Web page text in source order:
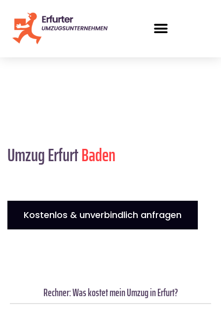
Umzug ErfurtBaden
Kostenlos & unverbindlich anfragen
Rechner: Was kostet mein Umzug in Erfurt?